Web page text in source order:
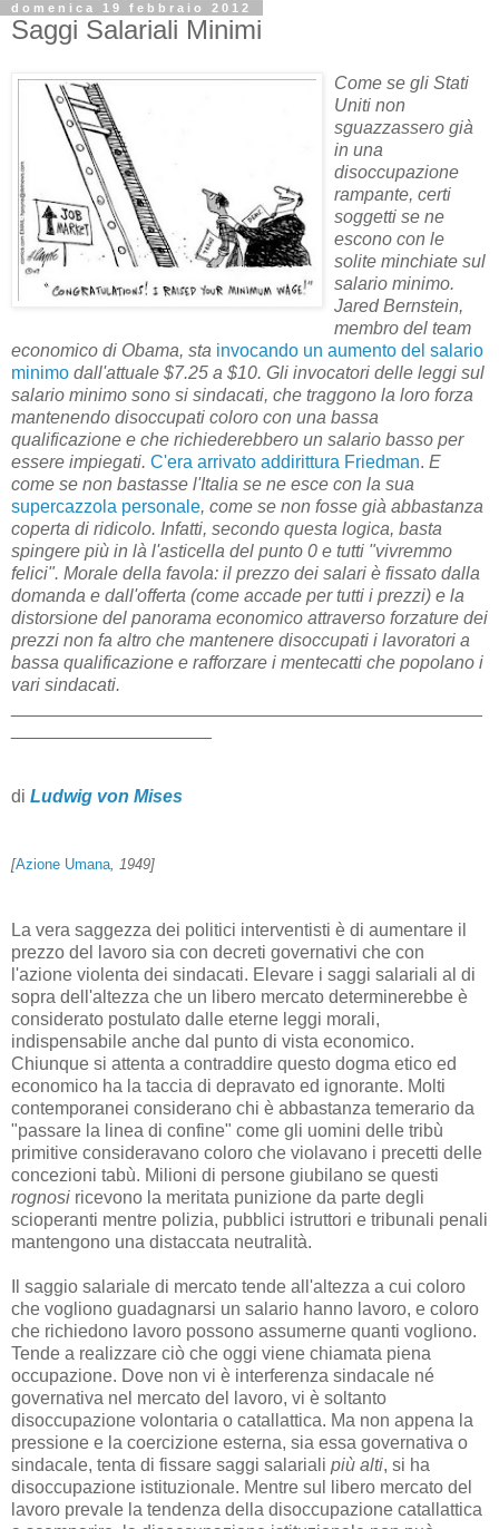
domenica 19 febbraio 2012
Saggi Salariali Minimi
Come se gli Stati
Uniti non
sguazzassero già
in una
disoccupazione
rampante, certi
soggetti se ne
escono con le
solite minchiate sul
salario minimo.
Jared Bernstein,
membro del team
economico di Obama, sta invocando un aumento del salario
minimo dall'attuale $7.25 a $10. Gli invocatori delle leggi sul
salario minimo sono si sindacati, che traggono la loro forza
mantenendo disoccupati coloro con una bassa
qualificazione e che richiederebbero un salario basso per
essere impiegati. C'era arrivato addirittura Friedman. E
come se non bastasse l'Italia se ne esce con la sua
supercazzola personale, come se non fosse già abbastanza
coperta di ridicolo. Infatti, secondo questa logica, basta
spingere più in là l'asticella del punto 0 e tutti "vivremmo
felici". Morale della favola: il prezzo dei salari è fissato dalla
domanda e dall'offerta (come accade per tutti i prezzi) e la
distorsione del panorama economico attraverso forzature dei
prezzi non fa altro che mantenere disoccupati i lavoratori a
bassa qualificazione e rafforzare i mentecatti che popolano i
vari sindacati.
di Ludwig von Mises
[Azione Umana, 1949]
La vera saggezza dei politici interventisti è di aumentare il
prezzo del lavoro sia con decreti governativi che con
l'azione violenta dei sindacati. Elevare i saggi salariali al di
sopra dell'altezza che un libero mercato determinerebbe è
considerato postulato dalle eterne leggi morali,
indispensabile anche dal punto di vista economico.
Chiunque si attenta a contraddire questo dogma etico ed
economico ha la taccia di depravato ed ignorante. Molti
contemporanei considerano chi è abbastanza temerario da
"passare la linea di confine" come gli uomini delle tribù
primitive consideravano coloro che violavano i precetti delle
concezioni tabù. Milioni di persone giubilano se questi
rognosi ricevono la meritata punizione da parte degli
scioperanti mentre polizia, pubblici istruttori e tribunali penali
mantengono una distaccata neutralità.
Il saggio salariale di mercato tende all'altezza a cui coloro
che vogliono guadagnarsi un salario hanno lavoro, e coloro
che richiedono lavoro possono assumerne quanti vogliono.
Tende a realizzare ciò che oggi viene chiamata piena
occupazione. Dove non vi è interferenza sindacale né
governativa nel mercato del lavoro, vi è soltanto
disoccupazione volontaria o catallattica. Ma non appena la
pressione e la coercizione esterna, sia essa governativa o
sindacale, tenta di fissare saggi salariali più alti, si ha
disoccupazione istituzionale. Mentre sul libero mercato del
lavoro prevale la tendenza della disoccupazione catallattica